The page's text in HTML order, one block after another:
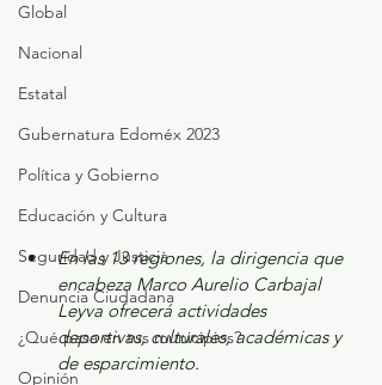
Global
Nacional
Estatal
Gubernatura Edoméx 2023
Política y Gobierno
Educación y Cultura
Seguridad y Justicia
Denuncia Ciudadana
¿Qué pasa en tus municipios?
Opinión
En las 13 regiones, la dirigencia que
encabeza Marco Aurelio Carbajal
Leyva ofrecerá actividades
deportivas, culturales, académicas y
de esparcimiento.